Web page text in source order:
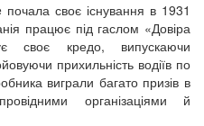
своє існування в 1931
працює під гаслом «Довіра
своє кредо, випускаючи
прихильність водіїв по
виграли багато призів в
організаціями й